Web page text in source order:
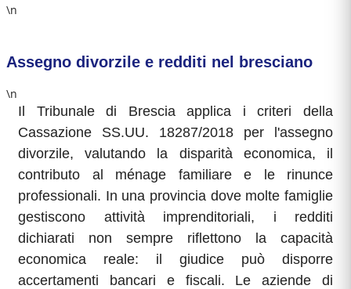
\n
Assegno divorzile e redditi nel bresciano
\n
Il Tribunale di Brescia applica i criteri della
Cassazione SS.UU. 18287/2018 per l'assegno
divorzile, valutando la disparità economica, il
contributo al ménage familiare e le rinunce
professionali. In una provincia dove molte famiglie
gestiscono attività imprenditoriali, i redditi
dichiarati non sempre riflettono la capacità
economica reale: il giudice può disporre
accertamenti bancari e fiscali. Le aziende di